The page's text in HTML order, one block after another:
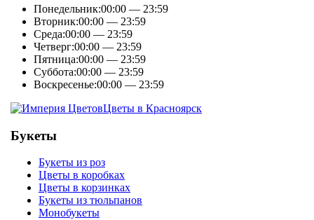
Понедельник:00:00 — 23:59
Вторник:00:00 — 23:59
Среда:00:00 — 23:59
Четверг:00:00 — 23:59
Пятница:00:00 — 23:59
Суббота:00:00 — 23:59
Воскресенье:00:00 — 23:59
Цветы в Красноярск
Букеты
Букеты из роз
Цветы в коробках
Цветы в корзинках
Букеты из тюльпанов
Монобукеты